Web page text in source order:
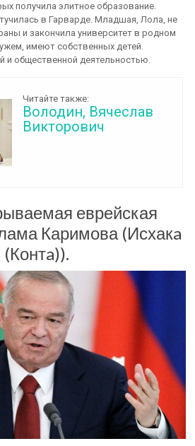
получила элитное образование.
в Гарварде. Младшая, Лола, не
и закончила университет в родном
имеют собственных детей.
и общественной деятельностью.
Читайте также:
Володин, Вячеслав
Викторович
еврейская
Каримова (Исхакa